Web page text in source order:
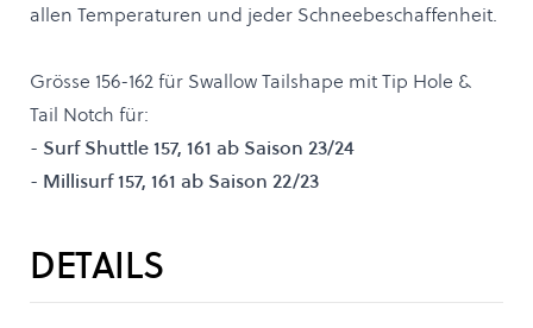
allen Temperaturen und jeder Schneebeschaffenheit.
Grösse 156-162 für Swallow Tailshape mit Tip Hole &
Tail Notch für:
- Surf Shuttle 157, 161 ab Saison 23/24
- Millisurf 157, 161 ab Saison 22/23
DETAILS